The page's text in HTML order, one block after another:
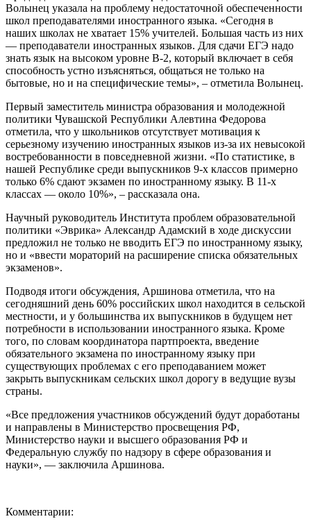
Волынец указала на проблему недостаточной обеспеченности
школ преподавателями иностранного языка. «Сегодня в
наших школах не хватает 15% учителей. Большая часть из них
— преподаватели иностранных языков. Для сдачи ЕГЭ надо
знать язык на высоком уровне В-2, который включает в себя
способность устно изъясняться, общаться не только на
бытовые, но и на специфические темы», – отметила Волынец.
Первый заместитель министра образования и молодежной
политики Чувашской Республики Алевтина Федорова
отметила, что у школьников отсутствует мотивация к
серьезному изучению иностранных языков из-за их невысокой
востребованности в повседневной жизни. «По статистике, в
нашей Республике среди выпускников 9-х классов примерно
только 6% сдают экзамен по иностранному языку. В 11-х
классах — около 10%», – рассказала она.
Научный руководитель Института проблем образовательной
политики «Эврика» Александр Адамский в ходе дискуссии
предложил не только не вводить ЕГЭ по иностранному языку,
но и «ввести мораторий на расширение списка обязательных
экзаменов».
Подводя итоги обсуждения, Аршинова отметила, что на
сегодняшний день 60% российских школ находится в сельской
местности, и у большинства их выпускников в будущем нет
потребности в использовании иностранного языка. Кроме
того, по словам координатора партпроекта, введение
обязательного экзамена по иностранному языку при
существующих проблемах с его преподаванием может
закрыть выпускникам сельских школ дорогу в ведущие вузы
страны.
«Все предложения участников обсуждений будут доработаны
и направлены в Министерство просвещения РФ,
Министерство науки и высшего образования РФ и
Федеральную службу по надзору в сфере образования и
науки», — заключила Аршинова.
Комментарии: